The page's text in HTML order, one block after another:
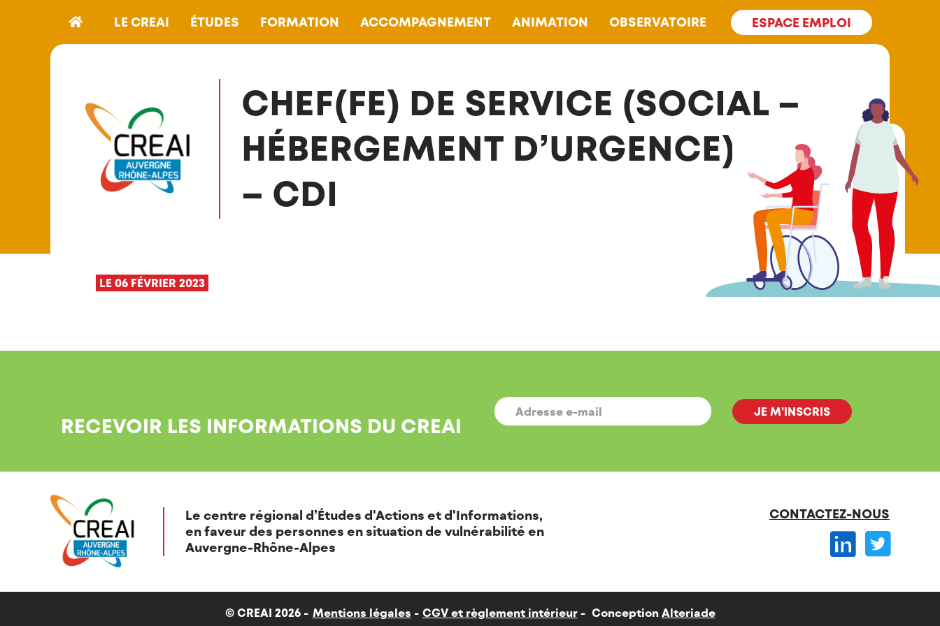
LE CREAI ÉTUDES FORMATION ACCOMPAGNEMENT ANIMATION OBSERVATOIRE ESPACE EMPLOI
CHEF(FE) DE SERVICE (SOCIAL –
HÉBERGEMENT D’URGENCE) H/F
– CDI
LE 06 FÉVRIER 2023
RECEVOIR LES INFORMATIONS DU CREAI
E-
MAIL *
Le centre régional d’Études d'Actions et d'Informations,
en faveur des personnes en situation de vulnérabilité en
Auvergne-Rhône-Alpes
CONTACTEZ-NOUS
© CREAI 2026 - Mentions légales CGV et règlement intérieur Conception Alteriade